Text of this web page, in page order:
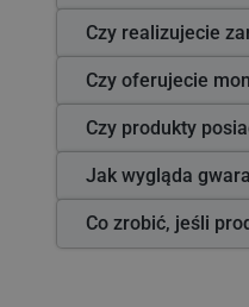
Czy realizujecie
Czy oferujecie
Czy produkty
Jak wygląda
Co zrobić, jeśli